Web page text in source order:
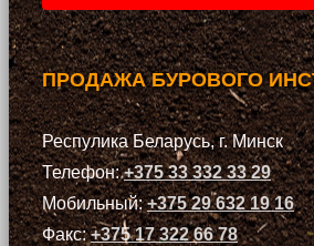
ПРОДАЖА БУРОВОГО
Респулика Беларусь, г. Минск
Телефон:+375 33 332 33 29
Мобильный:+375 29 632 19 16
Факс:+375 17 322 66 78